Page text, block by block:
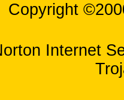
Copyright
Internet